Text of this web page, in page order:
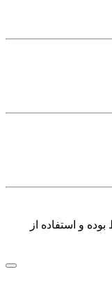
و استفاده از